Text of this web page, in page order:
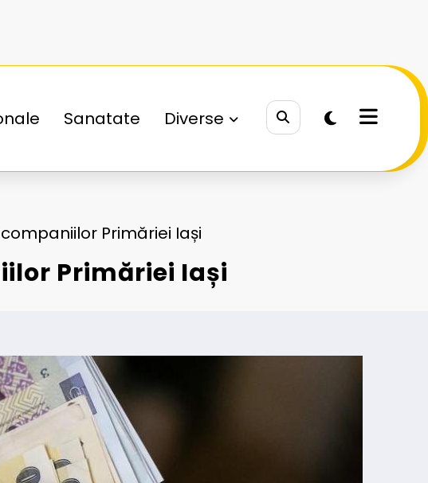
Sanatate Diverse
Primăriei Iași
Primăriei Iași